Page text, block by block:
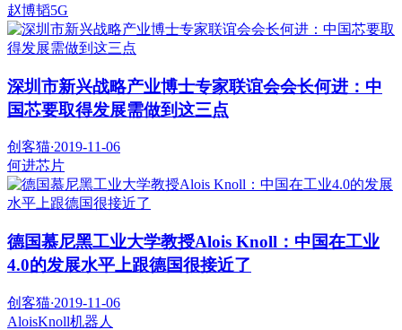
赵博韬5G
深圳市新兴战略产业博士专家联谊会会长何进：中
国芯要取得发展需做到这三点
创客猫·2019-11-06
何进芯片
德国慕尼黑工业大学教授Alois Knoll：中国在工业
4.0的发展水平上跟德国很接近了
创客猫·2019-11-06
AloisKnoll机器人